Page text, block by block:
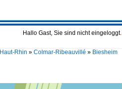
Hallo Gast, Sie sind nicht eingeloggt.
Haut-Rhin » Colmar-Ribeauvillé » Biesheim